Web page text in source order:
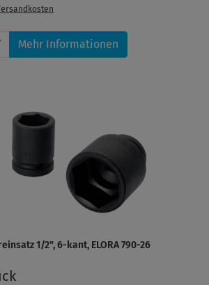
Mehr Informationen
1/2", 6-kant, ELORA 790-26